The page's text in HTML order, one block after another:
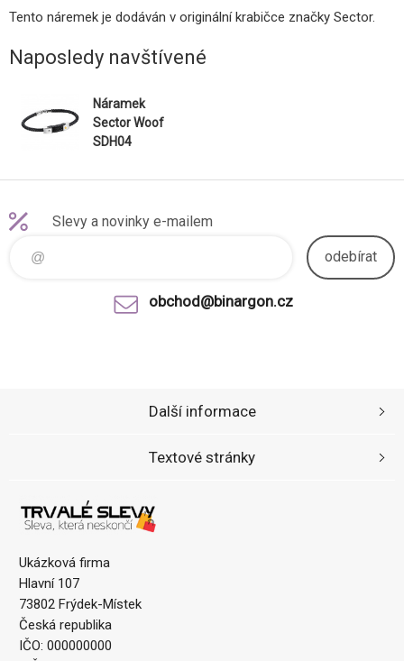
Tento náremek je dodáván v originální krabičce značky Sector.
Naposledy navštívené
Náramek
Sector Woof
SDH04
Slevy a novinky e-mailem
odebírat
obchod@binargon.cz
Ukázková firma
Hlavní 107
73802 Frýdek-Místek
Česká republika
IČO: 000000000
Další informace
Textové stránky